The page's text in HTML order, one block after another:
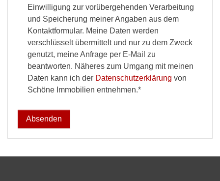
Einwilligung zur vorübergehenden Verarbeitung
und Speicherung meiner Angaben aus dem
Kontaktformular. Meine Daten werden
verschlüsselt übermittelt und nur zu dem Zweck
genutzt, meine Anfrage per E-Mail zu
beantworten. Näheres zum Umgang mit meinen
Daten kann ich der Datenschutzerklärung von
Schöne Immobilien entnehmen.*
Absenden